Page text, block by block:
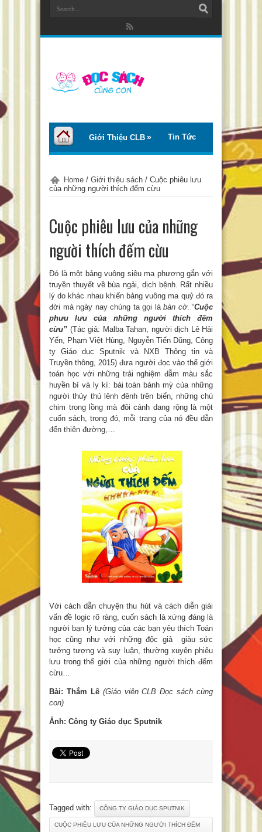
Giới Thiệu CLB Tin Tức
Tư Vấn – Chia Sẻ Thơ – Truyện
Chào Tiếng Việt
Trại Hè Thanh Thiếu Nhi EcoCamp
Home / Giới thiệu sách / Cuộc phiêu lưu
của những người thích đếm cừu
Cuộc phiêu lưu của những
người thích đếm cừu
Đó là một bảng vuông siêu ma phương gắn với
truyền thuyết về bùa ngải, dịch bệnh. Rất nhiều
lý do khác nhau khiến bảng vuông ma quỷ đó ra
đời mà ngày nay chúng ta gọi là bàn cờ. “Cuộc
phưu lưu
của những người thích đếm
cừu” (Tác giả: Malba Tahan, người dịch Lê Hải
Yến, Phạm Việt Hùng, Nguyễn Tiến Dũng, Công
ty Giáo dục Sputnik và NXB Thông tin và
Truyền thông, 2015) đưa người đọc vào thế giới
toán học với những trải nghiệm đẫm màu sắc
huyền bí và ly kì: bài toán bánh mỳ của những
người thủy thủ lênh đênh trên biển, những chú
chim trong lồng mà đôi cánh dang rộng là một
cuốn sách, trong đó, mỗi trang của nó đều dẫn
đến thiên đường,…
Với cách dẫn chuyện thu hút và cách diễn giải
vấn đề logic rõ ràng, cuốn sách là xứng đáng là
người bạn lý tưởng của các bạn yêu thích Toán
học cũng như với những độc giả giàu sức
tưởng tượng và suy luận, thường xuyên phiêu
lưu trong thế giới của những người thích đếm
cừu…
Bài: Thắm Lê (Giáo viên CLB Đọc sách cùng
con)
Ảnh: Công ty Giáo dục Sputnik
Tagged with: CÔNG TY GIÁO DỤC SPUTNIK
CUỘC PHIÊU LƯU CỦA NHỮNG NGƯỜI THÍCH ĐẾM